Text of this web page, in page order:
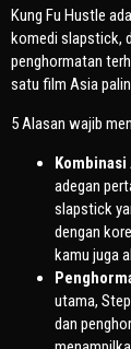
Kung Fu Hustle
komedi slapstick,
penghormatan
satu film Asia
5 Alasan wajib
Kombinasi
adegan
slapstick
dengan
kamu juga
utama,
dan